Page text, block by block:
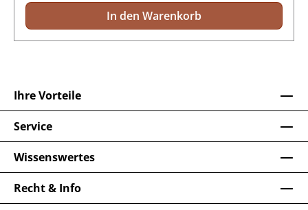
In den Warenkorb
Recht & Info
Ihre Vorteile
Service
Wissenswertes